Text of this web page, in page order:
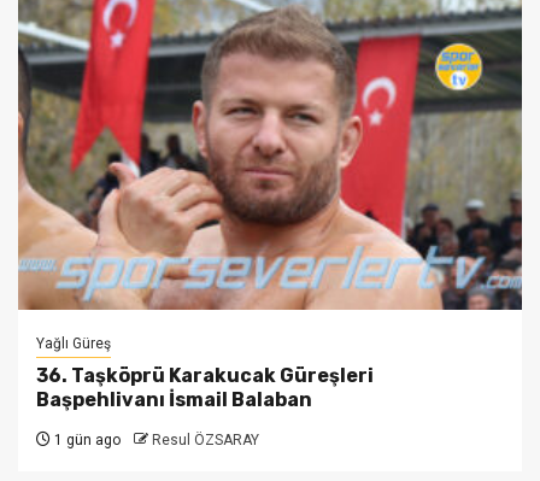
Yağlı Güreş
36. Taşköprü Karakucak Güreşleri
Başpehlivanı İsmail Balaban
1 gün ago Resul ÖZSARAY